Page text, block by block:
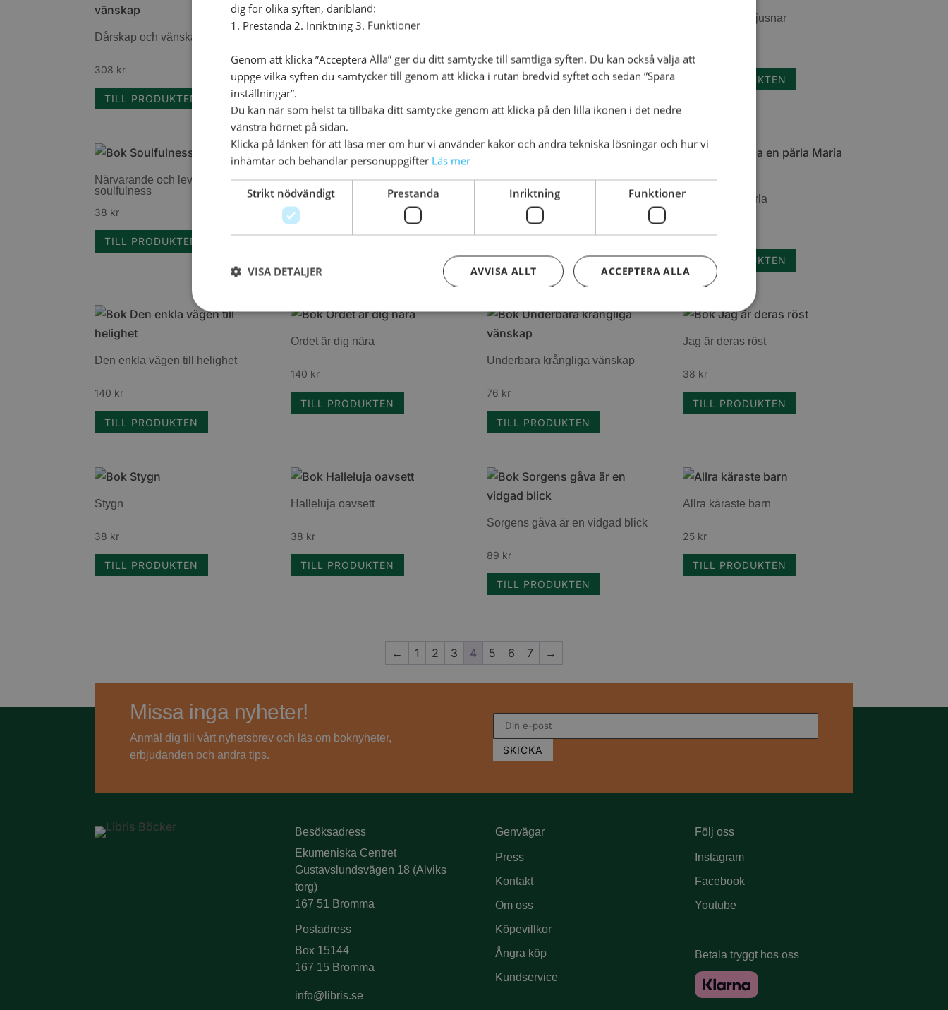
Dårskap och vänskap
308 kr
TILL PRODUKTEN
Bibeln svart skinn
TILL PRODUKTEN TILL PRODUKTEN
Lita på att det ljusnar
TILL PRODUKTEN
Närvarande och levande med
soulfulness
38 kr
TILL PRODUKTEN
Bibeln konstskinn normal
339
Gud och sånt
Att finna en pärla
TILL PRODUKTEN
Den enkla vägen till helighet
140 kr
TILL PRODUKTEN
Ordet är dig nära
140 kr
TILL PRODUKTEN
Underbara krångliga vänskap
76 kr
TILL PRODUKTEN
Jag är deras röst
38 kr
TILL PRODUKTEN
Stygn
38 kr
TILL PRODUKTEN
Halleluja oavsett
38 kr
TILL PRODUKTEN
Sorgens gåva är en vidgad blick
89 kr
TILL PRODUKTEN
Allra käraste barn
25 kr
TILL PRODUKTEN
← 1 2 3 4 5 6 7 →
Missa inga nyheter!
Anmäl dig till vårt nyhetsbrev och läs om boknyheter,
erbjudanden och andra tips.
Besöksadress
Ekumeniska Centret
Gustavslundsvägen 18 (Alviks
torg)
167 51 Bromma
Postadress
Box 15144
167 15 Bromma
info@libris.se
Genvägar
Press
Kontakt
Om oss
Köpevillkor
Ångra köp
Kundservice
Följ oss
Instagram
Facebook
Youtube
Betala tryggt hos oss
dig för olika syften, däribland:
1. Prestanda 2. Inriktning 3. Funktioner
Genom att klicka ”Acceptera Alla” ger du ditt samtycke till samtliga syften. Du kan också välja att
uppge vilka syften du samtycker till genom att klicka i rutan bredvid syftet och sedan ”Spara
inställningar”.
Du kan när som helst ta tillbaka ditt samtycke genom att klicka på den lilla ikonen i det nedre
vänstra hörnet på sidan.
Klicka på länken för att läsa mer om hur vi använder kakor och andra tekniska lösningar och hur vi
inhämtar och behandlar personuppgifter Läs mer
Strikt nödvändigt Prestanda Inriktning Funktioner
ACCEPTERA ALLA
AVVISA ALLT
VISA DETALJER